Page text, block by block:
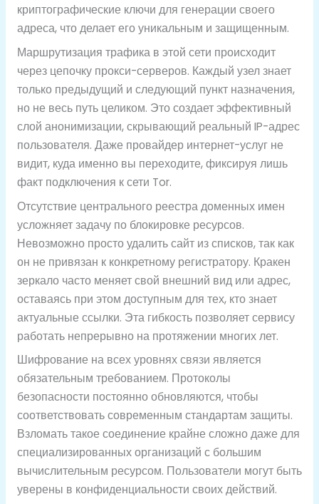
криптографические ключи для генерации своего
адреса, что делает его уникальным и защищенным.
Маршрутизация трафика в этой сети происходит
через цепочку прокси-серверов. Каждый узел знает
только предыдущий и следующий пункт назначения,
но не весь путь целиком. Это создает эффективный
слой анонимизации, скрывающий реальный IP-адрес
пользователя. Даже провайдер интернет-услуг не
видит, куда именно вы переходите, фиксируя лишь
факт подключения к сети Tor.
Отсутствие центрального реестра доменных имен
усложняет задачу по блокировке ресурсов.
Невозможно просто удалить сайт из списков, так как
он не привязан к конкретному регистратору. Кракен
зеркало часто меняет свой внешний вид или адрес,
оставаясь при этом доступным для тех, кто знает
актуальные ссылки. Эта гибкость позволяет сервису
работать непрерывно на протяжении многих лет.
Шифрование на всех уровнях связи является
обязательным требованием. Протоколы
безопасности постоянно обновляются, чтобы
соответствовать современным стандартам защиты.
Взломать такое соединение крайне сложно даже для
специализированных организаций с большим
вычислительным ресурсом. Пользователи могут быть
уверены в конфиденциальности своих действий.